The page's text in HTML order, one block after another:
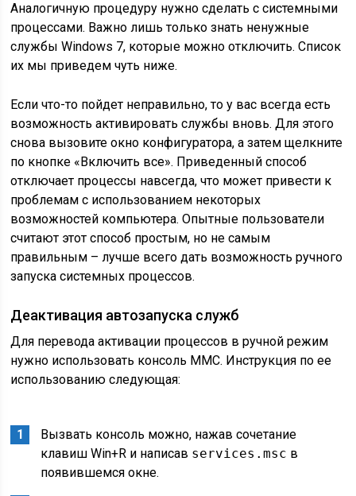
Аналогичную процедуру нужно сделать с системными
процессами. Важно лишь только знать ненужные
службыWindows 7, которые можно отключить. Список
их мы приведем чуть ниже.
Если что-то пойдет неправильно, то у вас всегда есть
возможность активировать службы вновь. Для этого
снова вызовите окно конфигуратора, а затем щелкните
по кнопке «Включить все». Приведенный способ
отключает процессы навсегда, что может привести к
проблемам с использованием некоторых
возможностей компьютера. Опытные пользователи
считают этот способ простым, но не самым
правильным – лучше всего дать возможность ручного
запуска системных процессов.
Деактивация автозапуска служб
Для перевода активации процессов в ручной режим
нужно использовать консоль MMC. Инструкция по ее
использованию следующая:
Вызвать консоль можно, нажав сочетание
клавишWin+R и написав services.msc в
появившемся окне.